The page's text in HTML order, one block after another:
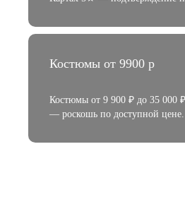
Костюмы от 9900 р
Костюмы от 9 900 ₽ до 35 000 ₽
— роскошь по доступной цене.